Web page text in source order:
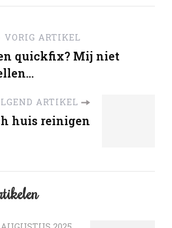
VORIG ARTIKEL
quickfix? Mij niet
ARTIKEL
huis reinigen